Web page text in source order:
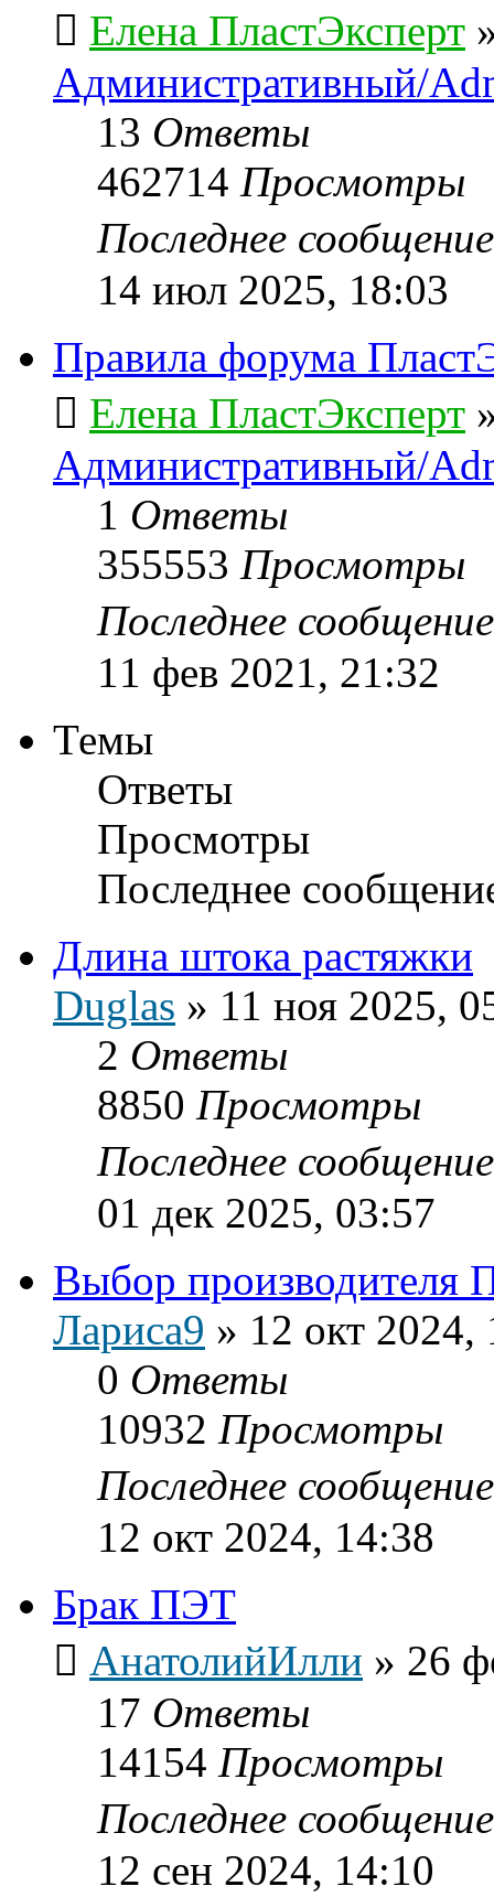
Елена ПластЭксперт
Административный/
13 Ответы
462714 Просмотры
Последнее
14 июл 2025, 18:03
Правила форума
Елена ПластЭксперт
Административный/
1 Ответы
355553 Просмотры
Последнее
11 фев 2021, 21:32
Темы
Ответы
Просмотры
Последнее
Длина штока растяжки
Duglas » 11 ноя 2025,
2 Ответы
8850 Просмотры
Последнее
01 дек 2025, 03:57
Выбор
Лариса9 » 12 окт 2024,
0 Ответы
10932 Просмотры
Последнее
12 окт 2024, 14:38
Брак ПЭТ
АнатолийИлли » 26
17 Ответы
14154 Просмотры
Последнее
12 сен 2024, 14:10